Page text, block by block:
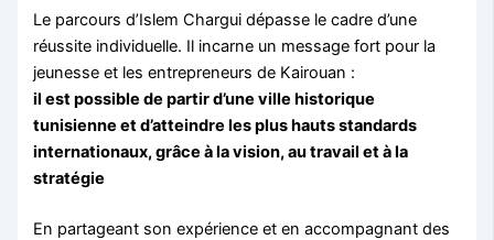
Le parcours d’Islem Chargui dépasse le cadre d’une
réussite individuelle. Il incarne un message fort pour la
jeunesse et les entrepreneurs de Kairouan :
il est possible de partir d’une ville historique
tunisienne et d’atteindre les plus hauts standards
internationaux, grâce à la vision, au travail et à la
stratégie
En partageant son expérience et en accompagnant des